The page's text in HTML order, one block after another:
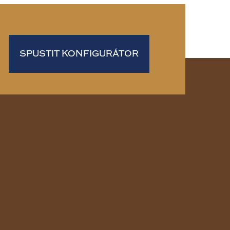
SPUSTIT KONFIGURÁTOR